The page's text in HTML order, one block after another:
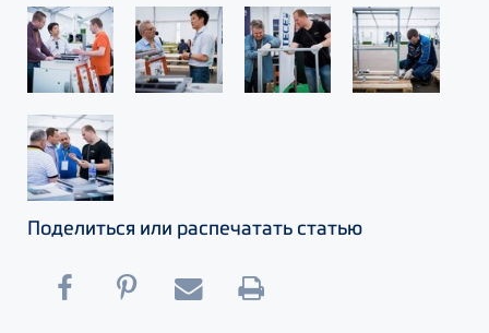
Поделиться или распечатать статью